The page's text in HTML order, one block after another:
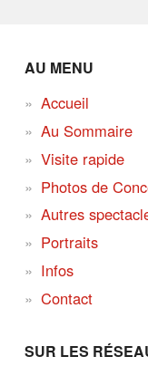
AU MENU
Accueil
Au Sommaire
Visite rapide
Photos de
Autres
Portraits
Infos
Contact
SUR LES